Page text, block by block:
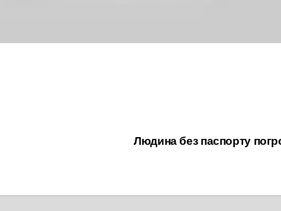
Людина без паспорту